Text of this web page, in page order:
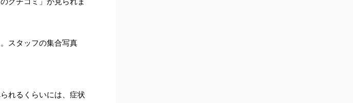
スタッフの集合写真
れるくらいには、症状